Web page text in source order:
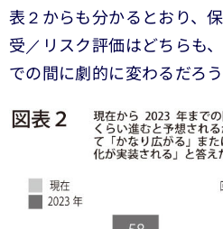
表２からも分かるとおり、
受／リスク評価はどちらも
での間に劇的に変わるだろう